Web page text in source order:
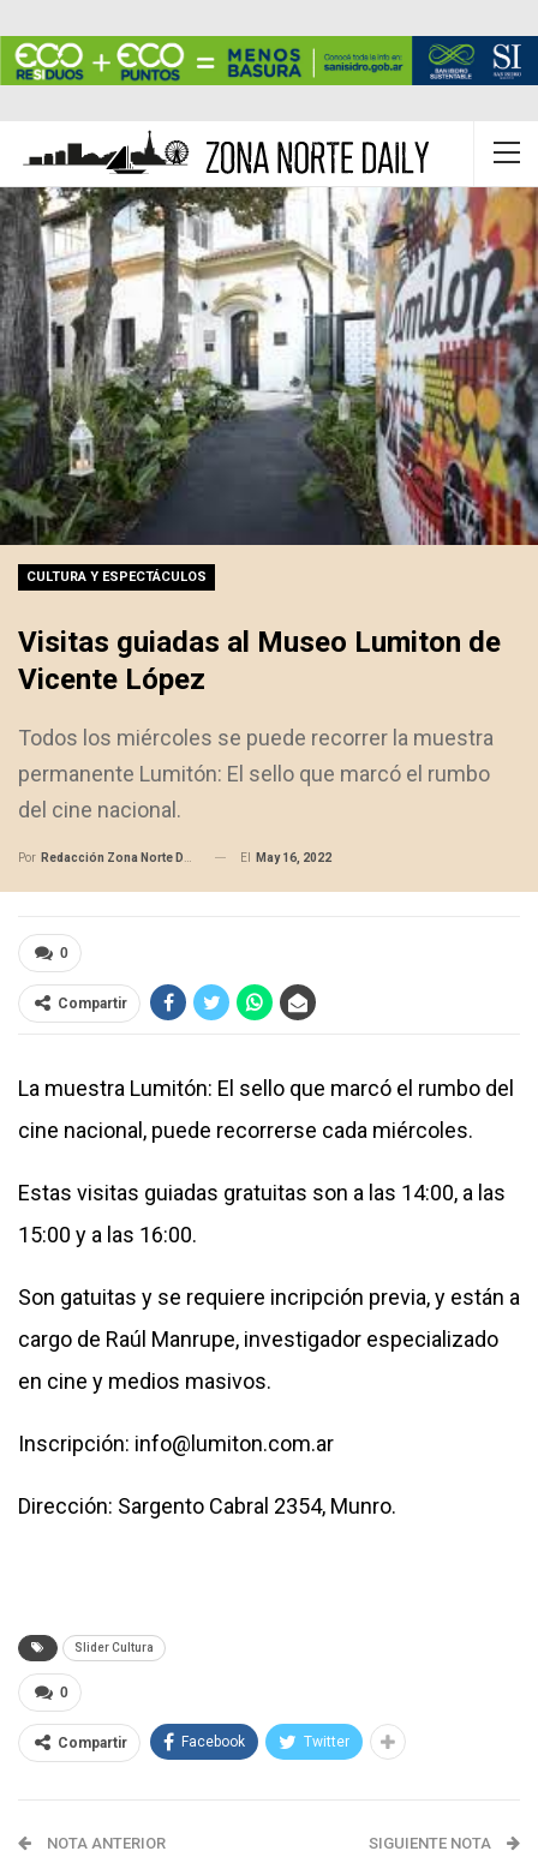
CULTURA Y ESPECTÁCULOS
Visitas guiadas al Museo Lumiton de
Vicente López
Todos los miércoles se puede recorrer la muestra
permanente Lumitón: El sello que marcó el rumbo
del cine nacional.
Por Redacción Zona Norte Daily El May 16, 2022
0
Compartir
La muestra Lumitón: El sello que marcó el rumbo del
cine nacional, puede recorrerse cada miércoles.
Estas visitas guiadas gratuitas son a las 14:00, a las
15:00 y a las 16:00.
Son gatuitas y se requiere incripción previa, y están a
cargo de Raúl Manrupe, investigador especializado
en cine y medios masivos.
Inscripción: info@lumiton.com.ar
Dirección: Sargento Cabral 2354, Munro.
Slider Cultura
0
Compartir Facebook Twitter
NOTA ANTERIOR SIGUIENTE NOTA